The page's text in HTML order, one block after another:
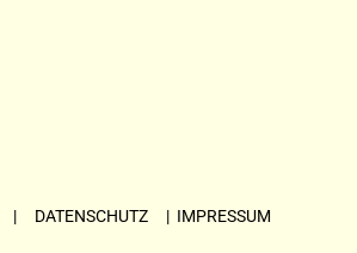
| DATENSCHUTZ | IMPRESSUM